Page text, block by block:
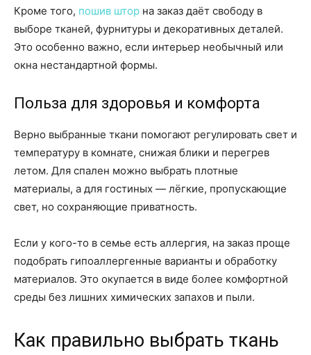
Кроме того, пошив штор на заказ даёт свободу в
выборе тканей, фурнитуры и декоративных деталей.
Это особенно важно, если интерьер необычный или
окна нестандартной формы.
Польза для здоровья и комфорта
Верно выбранные ткани помогают регулировать свет и
температуру в комнате, снижая блики и перегрев
летом. Для спален можно выбрать плотные
материалы, а для гостиных — лёгкие, пропускающие
свет, но сохраняющие приватность.
Если у кого-то в семье есть аллергия, на заказ проще
подобрать гипоаллергенные варианты и обработку
материалов. Это окупается в виде более комфортной
среды без лишних химических запахов и пыли.
Как правильно выбрать ткань